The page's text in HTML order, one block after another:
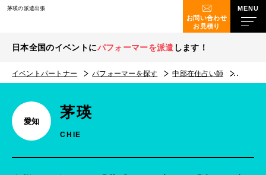
茅瑛の派遣出張
お問い合わせ
お見積り
日本全国のイベントにパフォーマーを派遣 します！
イベントパートナー パフォーマーを探す 中部在住占い師
愛知
茅瑛
CHIE